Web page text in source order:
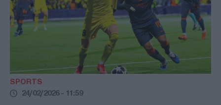
SPORTS
24/02/2026 - 11:59